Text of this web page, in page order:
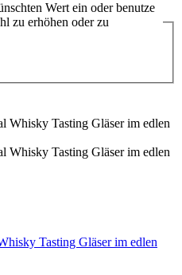
Wert ein oder benutze
zu erhöhen oder zu
Tasting Gläser im edlen